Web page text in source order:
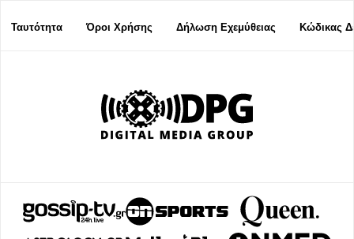
Ταυτότητα Όροι Χρήσης Δήλωση Εχεμύθειας Κώδικας